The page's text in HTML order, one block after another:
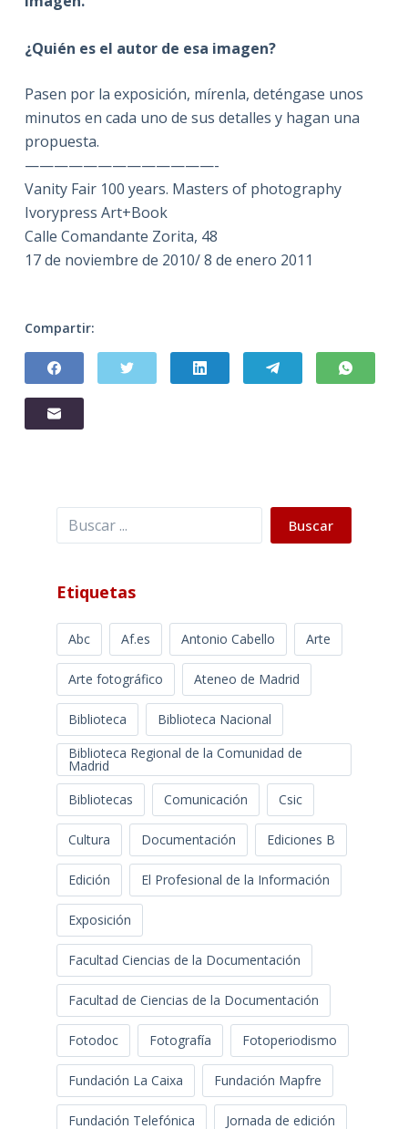
¿Quién es el autor de esa imagen?
Pasen por la exposición, mírenla, deténgase unos
minutos en cada uno de sus detalles y hagan una
propuesta.
—————————————-
Vanity Fair 100 years. Masters of photography
Ivorypress Art+Book
Calle Comandante Zorita, 48
17 de noviembre de 2010/ 8 de enero 2011
Compartir:
Buscar Buscar
Etiquetas
Abc Af.es Antonio Cabello Arte
Arte fotográfico Ateneo de Madrid
Biblioteca
Biblioteca Nacional
Biblioteca Regional de la Comunidad de
Madrid
Bibliotecas
Comunicación Csic
Cultura Documentación Ediciones B
Edición El Profesional de la Información
Exposición
Facultad Ciencias de la Documentación
Facultad de Ciencias de la Documentación
Fotodoc Fotografía Fotoperiodismo
Fundación La Caixa Fundación Mapfre
Fundación Telefónica Jornada de edición